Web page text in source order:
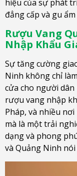
hiệu của sự phát
đẳng cấp và gu
Rượu Vang
Nhập Khẩu
Sự tăng cường
Ninh không chỉ
cửa cho người
rượu vang nhập
Pháp, và nhiều
mà là một trải
dạng và phong
và Quảng Ninh